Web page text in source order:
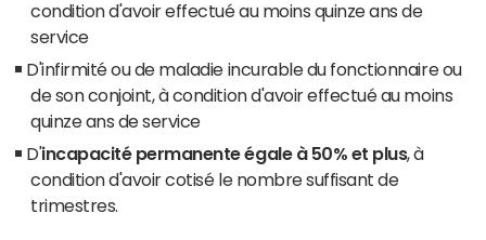
condition d'avoir effectué au moins quinze ans de
service
D'infirmité ou de maladie incurable du fonctionnaire ou
de son conjoint, à condition d'avoir effectué au moins
quinze ans de service
D'incapacité permanente égale à 50% et plus, à
condition d'avoir cotisé le nombre suffisant de
trimestres.